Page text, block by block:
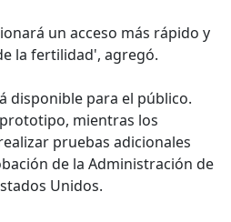
un acceso más rápido y
la fertilidad', agregó.
disponible para el público.
mientras los
pruebas adicionales
de la Administración de
Unidos.